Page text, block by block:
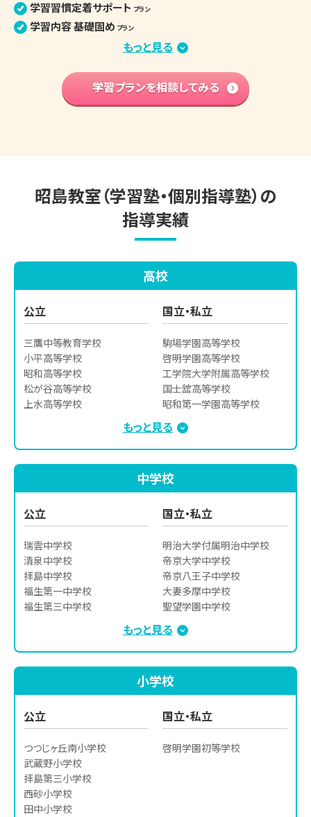
学習習慣定着サポート プラン
学習内容 基礎固め プラン
苦手克服 習い事両立プラン
中学先取り学習プラン
英語検定対策 プラン
もっと見る
学習プランを相談してみる
昭島教室（学習塾・個別指導塾）の
指導実績
高校
公立
三鷹中等教育学校
小平高等学校
昭和高等学校
松が谷高等学校
上水高等学校
東村山西高等学校
東大和高等学校
八王子桑志高等学校
八王子拓真高等学校
府中工業高等学校
武蔵村山高等学校
国立・私立
駒場学園高等学校
啓明学園高等学校
工学院大学附属高等学校
国士舘高等学校
昭和第一学園高等学校
杉並学院高等学校
聖徳学園高等学校
聖望学園高等学校
拓殖大学第一高等学校
東海大学菅生高等学校
東京電機大学高等学校
日本大学鶴ヶ丘高等学校
日本大学明誠高等学校
八王子実践高等学校
武蔵野女子学院高等学校
明治大学付属中野八王子高
等学校
もっと見る
中学校
公立
瑞雲中学校
清泉中学校
拝島中学校
福生第一中学校
福生第三中学校
昭和中学校
瑞穂中学校
羽村第二中学校
武蔵村山第五中学校
国立・私立
明治大学付属明治中学校
帝京大学中学校
帝京八王子中学校
大妻多摩中学校
聖望学園中学校
日本大学第三中学校
啓明中学校
もっと見る
小学校
公立
つつじヶ丘南小学校
武蔵野小学校
拝島第三小学校
西砂小学校
田中小学校
国立・私立
啓明学園初等学校